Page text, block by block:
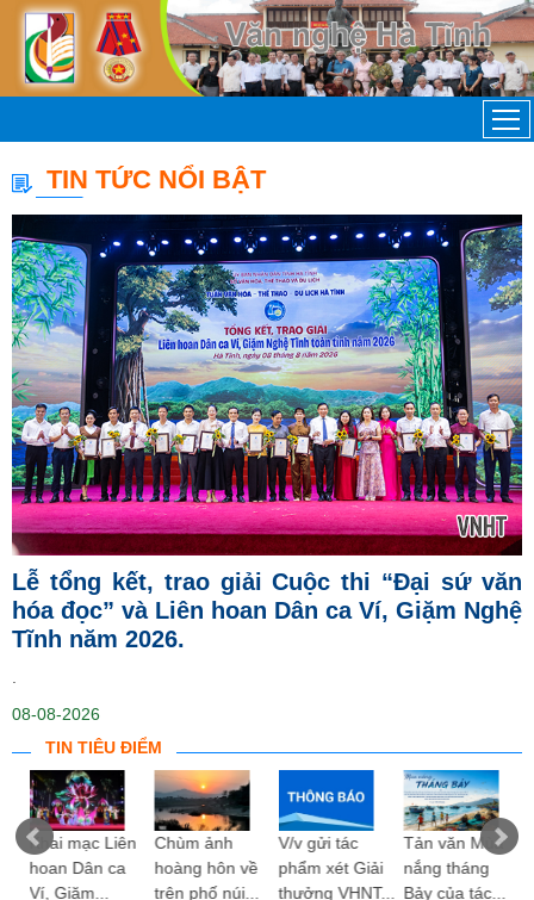
TIN TỨC NỔI BẬT
Lễ tổng kết, trao giải Cuộc thi “Đại sứ văn
hóa đọc” và Liên hoan Dân ca Ví, Giặm Nghệ
Tĩnh năm 2026.
08-08-2026
TIN TIÊU ĐIỂM
Khai mạc Liên
hoan Dân ca
Ví, Giặm...
Chùm ảnh
hoàng hôn về
trên phố núi...
V/v gửi tác
phẩm xét Giải
thưởng VHNT...
Tản văn Mùa
nắng tháng
Bảy của tác...